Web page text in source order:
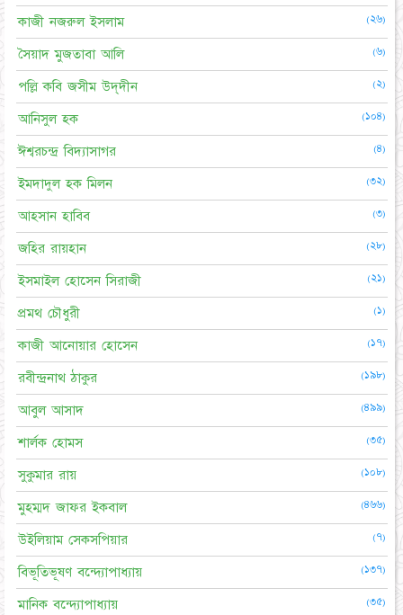
কাজী নজরুল ইসলাম (২৬)
সৈয়াদ মুজতাবা আলি (৬)
পল্লি কবি জসীম উদ্‌দীন (২)
আনিসুল হক (১০৪)
ঈশ্বরচন্দ্র বিদ্যাসাগর (৪)
ইমদাদুল হক মিলন (৩২)
আহসান হাবিব (৩)
জহির রায়হান (২৮)
ইসমাইল হোসেন সিরাজী (২১)
প্রমথ চৌধুরী (১)
কাজী আনোয়ার হোসেন (১৭)
রবীন্দ্রনাথ ঠাকুর (১৯৮)
আবুল আসাদ (৪৯৯)
শার্লক হোমস (৩৫)
সুকুমার রায় (১০৮)
মুহম্মদ জাফর ইকবাল (৪৬৬)
উইলিয়াম সেকসপিয়ার (৭)
বিভূতিভূষণ বন্দ্যোপাধ্যায় (১৩৭)
মানিক বন্দ্যোপাধ্যায় (৩৫)